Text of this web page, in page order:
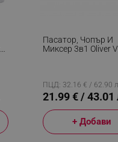
Пасатор, Чопър И
Миксер 3в1 Oliver
Разбъркване От
Неръждаема
Черен
ПЦД: 32.16 € / 62.90
21.99 € / 43.01
+ Добави